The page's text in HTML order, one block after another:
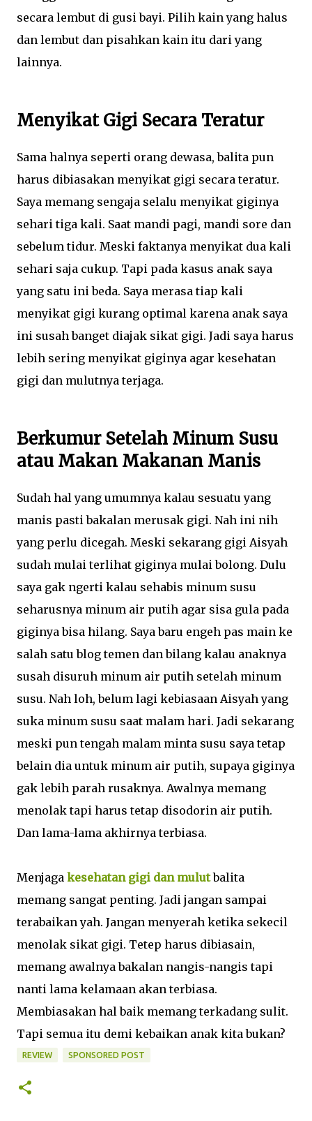
secara lembut di gusi bayi. Pilih kain yang halus
dan lembut dan pisahkan kain itu dari yang
lainnya.
Menyikat Gigi Secara Teratur
Sama halnya seperti orang dewasa, balita pun
harus dibiasakan menyikat gigi secara teratur.
Saya memang sengaja selalu menyikat giginya
sehari tiga kali. Saat mandi pagi, mandi sore dan
sebelum tidur. Meski faktanya menyikat dua kali
sehari saja cukup. Tapi pada kasus anak saya
yang satu ini beda. Saya merasa tiap kali
menyikat gigi kurang optimal karena anak saya
ini susah banget diajak sikat gigi. Jadi saya harus
lebih sering menyikat giginya agar kesehatan
gigi dan mulutnya terjaga.
Berkumur Setelah Minum Susu
atau Makan Makanan Manis
Sudah hal yang umumnya kalau sesuatu yang
manis pasti bakalan merusak gigi. Nah ini nih
yang perlu dicegah. Meski sekarang gigi Aisyah
sudah mulai terlihat giginya mulai bolong. Dulu
saya gak ngerti kalau sehabis minum susu
seharusnya minum air putih agar sisa gula pada
giginya bisa hilang. Saya baru engeh pas main ke
salah satu blog temen dan bilang kalau anaknya
susah disuruh minum air putih setelah minum
susu. Nah loh, belum lagi kebiasaan Aisyah yang
suka minum susu saat malam hari. Jadi sekarang
meski pun tengah malam minta susu saya tetap
belain dia untuk minum air putih, supaya giginya
gak lebih parah rusaknya. Awalnya memang
menolak tapi harus tetap disodorin air putih.
Dan lama-lama akhirnya terbiasa.
Menjaga kesehatan gigi dan mulutbalita
memang sangat penting. Jadi jangan sampai
terabaikan yah. Jangan menyerah ketika sekecil
menolak sikat gigi. Tetep harus dibiasain,
memang awalnya bakalan nangis-nangis tapi
nanti lama kelamaan akan terbiasa.
Membiasakan hal baik memang terkadang sulit.
Tapi semua itu demi kebaikan anak kita bukan?
REVIEW SPONSORED POST